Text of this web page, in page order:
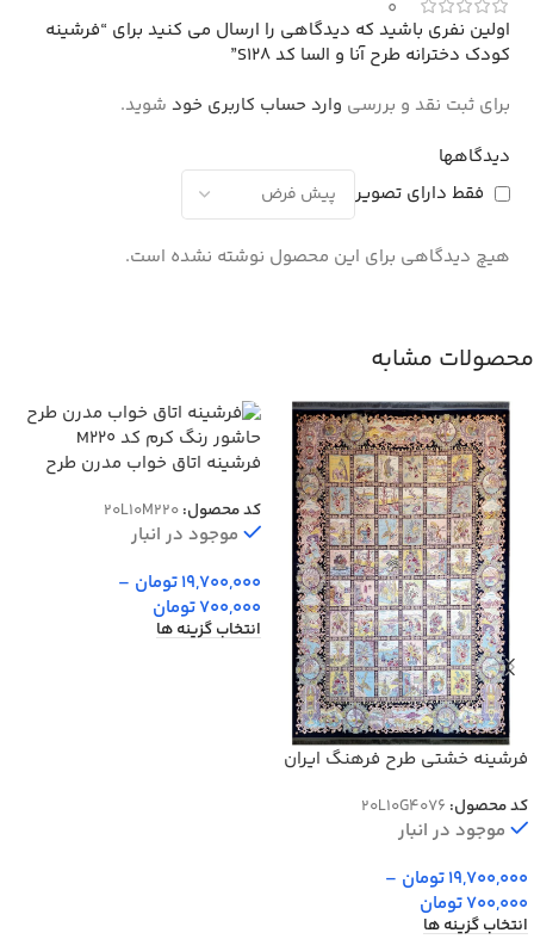
0
دیدگاهها
فقط دارای تصویر
هیچ دیدگاهی برای این محصول نوشته نشده است.
اولین نفری باشید که دیدگاهی را ارسال می کنید برای “فرشینه
کودک دخترانه طرح آنا و السا کد S128”
برای ثبت نقد و بررسی وارد حساب کاربری خود شوید.
محصولات مشابه
فرشینه خشتی طرح فرهنگ ایران
کد محصول: 20L10G4076
موجود در انبار
19,700,000تومان –
700,000تومان
انتخاب گزینه ها
فرشینه اتاق خواب مدرن طرح
کد محصول:20L10M220
موجود در انبار
19,700,000تومان –
700,000تومان
انتخاب گزینه ها